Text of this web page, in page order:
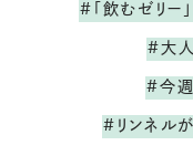
#「飲むゼリー
#大人
#今
#リンネル